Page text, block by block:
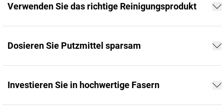
Verwenden Sie das richtige Reinigungsprodukt
Dosieren Sie Putzmittel sparsam
Investieren Sie in hochwertige Fasern